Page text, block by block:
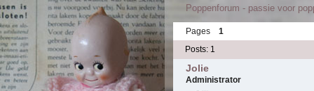
Poppenforum - passie voor
Pages
1
Posts: 1
Jolie
Administrator